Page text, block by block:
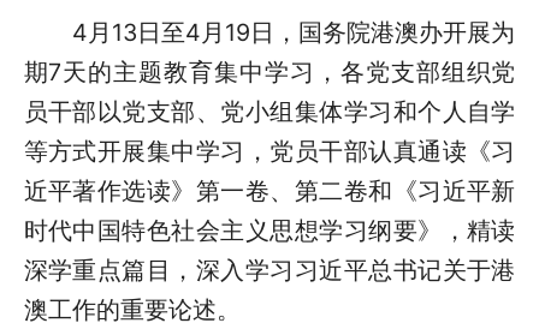
4月13日至4月19日，国务院港澳办开展为
期7天的主题教育集中学习，各党支部组织党
员干部以党支部、党小组集体学习和个人自学
等方式开展集中学习，党员干部认真通读《习
近平著作选读》第一卷、第二卷和《习近平新
时代中国特色社会主义思想学习纲要》，精读
深学重点篇目，深入学习习近平总书记关于港
澳工作的重要论述。